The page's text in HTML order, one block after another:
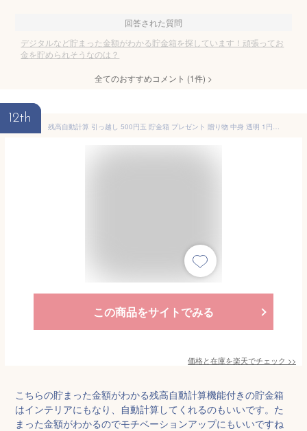
回答された質問
デジタルなど貯まった金額がわかる貯金箱を探しています！頑張ってお
金を貯められそうなのは？
全てのおすすめコメント (1件) >
12th
残高自動計算 引っ越し 500円玉 貯金箱 プレゼント 贈り物 中身 透明 1円玉 5円玉 10円玉 50円玉 100円玉 雑貨 継続 金額 ギフト 節約 新居 コンパクト お年玉 お金 家 貯金 百万円 自動計算 現金 お小遣い 硬貨 お札 勉強 学習 インテリア 液晶表示 自動計算 全硬貨対応
この商品をサイトでみる
価格と在庫を楽天でチェック >>
こちらの貯まった金額がわかる残高自動計算機能付きの貯金箱
はインテリアにもなり、自動計算してくれるのもいいです。た
まった金額がわかるのでモチベーションアップにもいいですね